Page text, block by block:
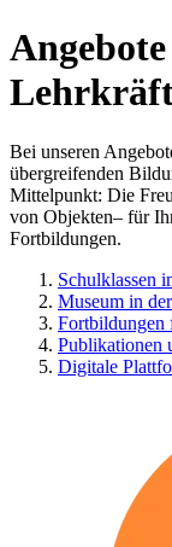
Bei unseren
übergreifenden
Mittelpunkt: Die
von Objekten– für
Fortbildungen.
Schulklassen
Museum in
Fortbildungen
Publikationen
Digitale